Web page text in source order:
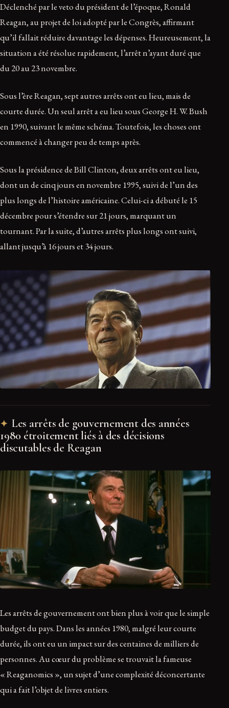
Déclenché par le veto du président de l’époque, Ronald
Reagan, au projet de loi adopté par le Congrès, affirmant
qu’il fallait réduire davantage les dépenses. Heureusement, la
situation a été résolue rapidement, l’arrêt n’ayant duré que
du 20 au 23 novembre.
Sous l’ère Reagan, sept autres arrêts ont eu lieu, mais de
courte durée. Un seul arrêt a eu lieu sous George H. W. Bush
en 1990, suivant le même schéma. Toutefois, les choses ont
commencé à changer peu de temps après.
Sous la présidence de Bill Clinton, deux arrêts ont eu lieu,
dont un de cinq jours en novembre 1995, suivi de l’un des
plus longs de l’histoire américaine. Celui-ci a débuté le 15
décembre pour s’étendre sur 21 jours, marquant un
tournant. Par la suite, d’autres arrêts plus longs ont suivi,
allant jusqu’à 16 jours et 34 jours.
Les arrêts de gouvernement des années
1980 étroitement liés à des décisions
discutables de Reagan
Les arrêts de gouvernement ont bien plus à voir que le simple
budget du pays. Dans les années 1980, malgré leur courte
durée, ils ont eu un impact sur des centaines de milliers de
personnes. Au cœur du problème se trouvait la fameuse
« Reaganomics », un sujet d’une complexité déconcertante
qui a fait l’objet de livres entiers.